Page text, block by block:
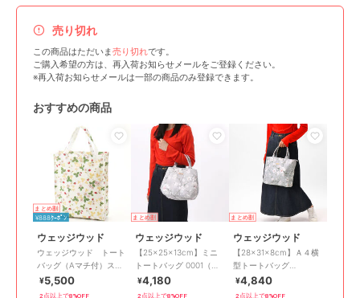
売り切れ
この商品はただいま売り切れです。
ご購入希望の方は、再入荷お知らせメールをご登録ください。
※再入荷お知らせメールは一部の商品のみ登録できます。
おすすめの商品
まとめ割
¥888ｸｰﾎﾟﾝ
ウェッジウッド
ウェッジウッド トート
バッグ（Aマチ付）スト
ロベリー インクブル
ー 【WEDGWOOD】
¥5,500
2点以上で8%OFF
まとめ割
ウェッジウッド
【25×25×13cm】ミニ
トートバッグ 0001（レ
ディース）（ウェッジウ
ッド/WEDGWOOD）
¥4,180
2点以上で8%OFF
まとめ割
ウェッジウッド
【28×31×8cm】Ａ４横
型トートバッグ
0001（レディース）
（WEDGWOOD）
¥4,840
2点以上で8%OFF